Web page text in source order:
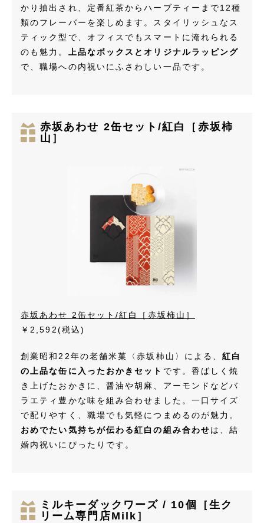
かり抽出され、定番紅茶からハーブティーまで12種
類のフレーバーを楽しめます。スタイリッシュなス
ティック型で、オフィスでもスマートに淹れられる
のも魅力。 上品なボックスとオリジナルラッピング
で、職場への内祝いにふさわしい一品です。
赤坂あわせ 2缶セット/紅白［赤坂柿
山］
赤坂あわせ 2缶セット/紅白［赤坂柿山］
￥2,592(税込)
創業昭和22年の老舗米菓〈赤坂柿山〉による、紅白
の上品な缶に入ったおかきセット です。香ばしく焼
き上げたおかきに、醤油や胡麻、アーモンドなどバ
ラエティ豊かな味を組み合わせました。一口サイズ
で配りやすく、職場でも気軽につまめるのが魅力。
おめでたい気持ちが伝わる紅白の組み合わせは、結
婚内祝いにぴったりです。
ミルキーダックワーズ / 10個［生ク
リーム専門店Milk］